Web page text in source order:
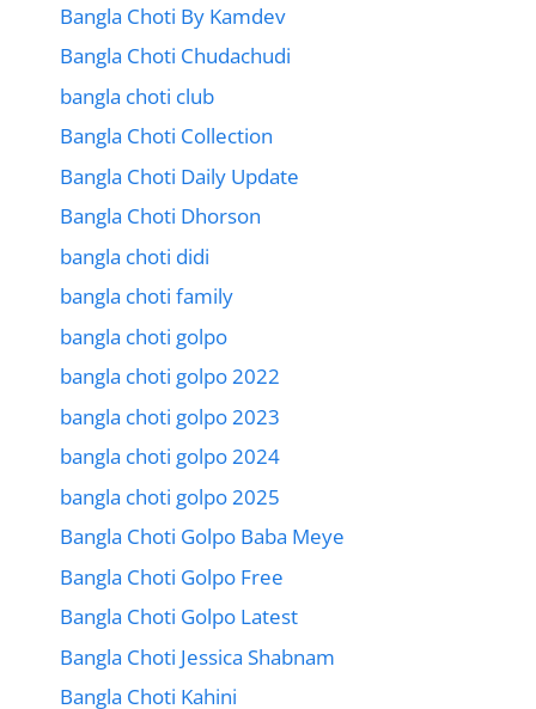
Bangla Choti By Kamdev
Bangla Choti Chudachudi
bangla choti club
Bangla Choti Collection
Bangla Choti Daily Update
Bangla Choti Dhorson
bangla choti didi
bangla choti family
bangla choti golpo
bangla choti golpo 2022
bangla choti golpo 2023
bangla choti golpo 2024
bangla choti golpo 2025
Bangla Choti Golpo Baba Meye
Bangla Choti Golpo Free
Bangla Choti Golpo Latest
Bangla Choti Jessica Shabnam
Bangla Choti Kahini